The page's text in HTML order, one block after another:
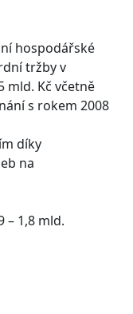
hospodářské
tržby v
mld. Kč včetně
s rokem 2008
díky
na
– 1,8 mld.